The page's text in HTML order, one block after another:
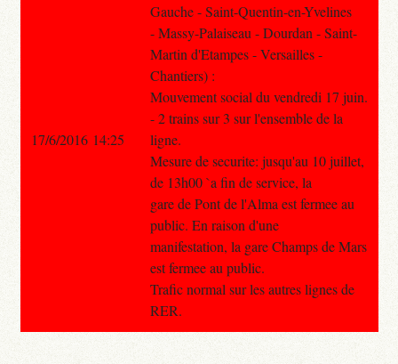
Gauche - Saint-Quentin-en-Yvelines
- Massy-Palaiseau - Dourdan - Saint-
Martin d'Etampes - Versailles -
Chantiers) :
Mouvement social du vendredi 17 juin.
- 2 trains sur 3 sur l'ensemble de la
ligne.
Mesure de securite: jusqu'au 10 juillet,
de 13h00 `a fin de service, la
gare de Pont de l'Alma est fermee au
public. En raison d'une
manifestation, la gare Champs de Mars
est fermee au public.
Trafic normal sur les autres lignes de
RER.
17/6/2016 14:25